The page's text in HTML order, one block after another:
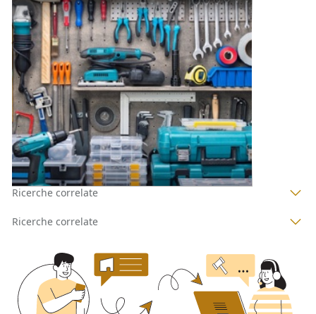
Autovetture all'asta a Caltanissetta
Gela (Caltanissetta)
Offerta minima
286 €
Codice asta:AN0268984
Asta chiusa
1 2 3 4
Ricerche correlate
Ricerche correlate